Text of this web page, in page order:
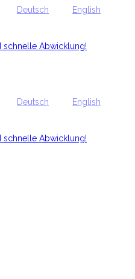
Deutsch
English
Deutsch
English